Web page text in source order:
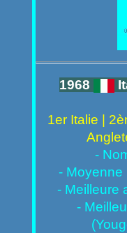
1968
1er Italie |
-
- Moyenne
- Meilleure
-